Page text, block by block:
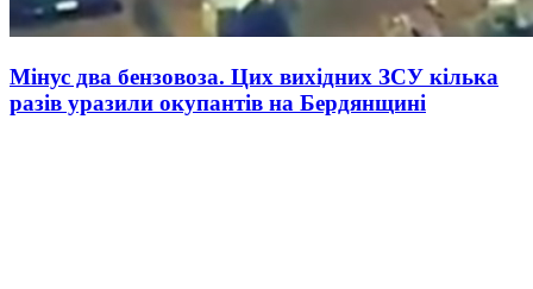
Мінус два бензовоза. Цих вихідних ЗСУ кілька
разів уразили окупантів на Бердянщині